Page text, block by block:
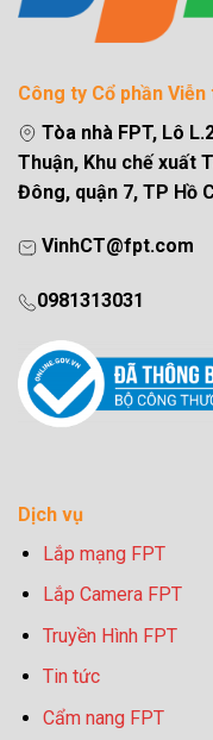
Công ty Cổ phần
Tòa nhà FPT, Lô
Thuận, Khu chế xuất
Đông, quận 7, TP Hồ
VinhCT@fpt.com
0981313031
Dịch vụ
Lắp mạng FPT
Lắp Camera FPT
Truyền Hình FPT
Tin tức
Cẩm nang FPT